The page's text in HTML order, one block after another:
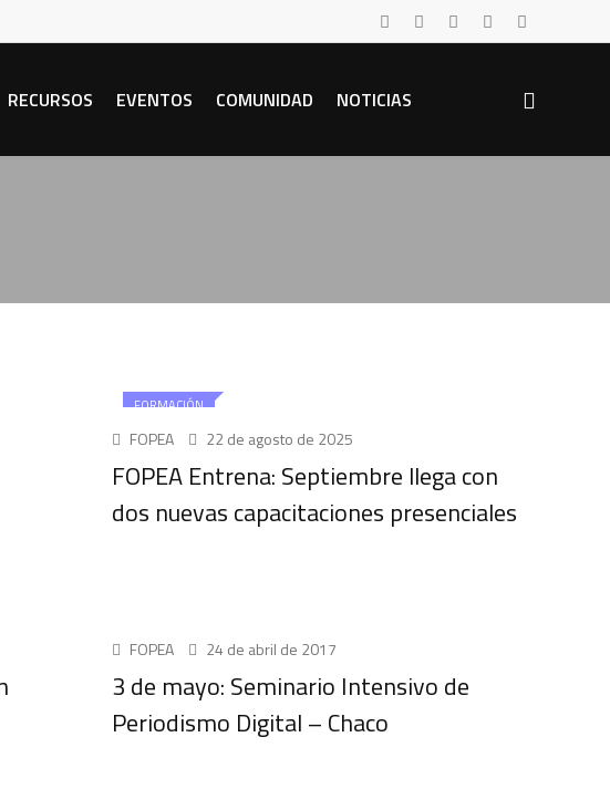
RECURSOS EVENTOS COMUNIDAD NOTICIAS
FORMACIÓN
FOPEA 22 de agosto de 2025
FOPEA Entrena: Septiembre llega con
dos nuevas capacitaciones presenciales
UNCATEGORIZED
FOPEA 24 de abril de 2017
3 de mayo: Seminario Intensivo de
Periodismo Digital – Chaco